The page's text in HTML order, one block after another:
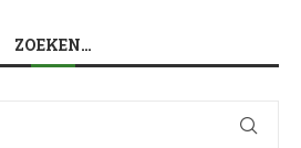
ZOEKEN…